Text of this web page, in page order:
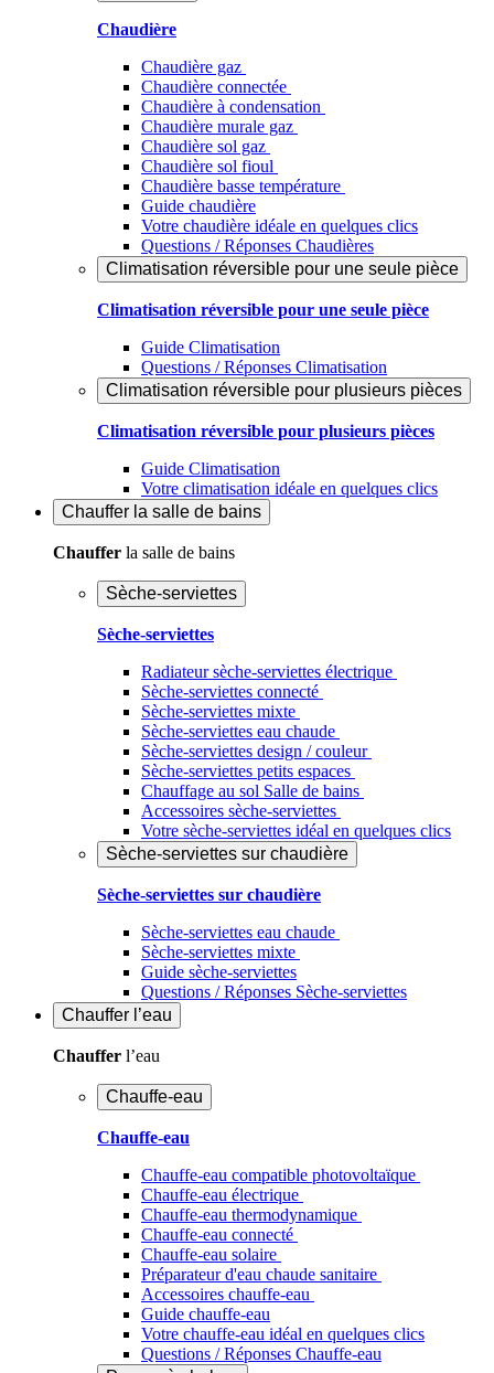
Chaudière
Chaudière gaz
Chaudière connectée
Chaudière à condensation
Chaudière murale gaz
Chaudière sol gaz
Chaudière sol fioul
Chaudière basse température
Guide chaudière
Votre chaudière idéale en quelques clics
Questions / Réponses Chaudières
Climatisation réversible pour une seule pièce
Climatisation réversible pour une seule pièce
Guide Climatisation
Questions / Réponses Climatisation
Climatisation réversible pour plusieurs pièces
Climatisation réversible pour plusieurs pièces
Guide Climatisation
Votre climatisation idéale en quelques clics
Chauffer la salle de bains
Chauffer la salle de bains
Sèche-serviettes
Sèche-serviettes
Radiateur sèche-serviettes électrique
Sèche-serviettes connecté
Sèche-serviettes mixte
Sèche-serviettes eau chaude
Sèche-serviettes design / couleur
Sèche-serviettes petits espaces
Chauffage au sol Salle de bains
Accessoires sèche-serviettes
Votre sèche-serviettes idéal en quelques clics
Sèche-serviettes sur chaudière
Sèche-serviettes sur chaudière
Sèche-serviettes eau chaude
Sèche-serviettes mixte
Guide sèche-serviettes
Questions / Réponses Sèche-serviettes
Chauffer l’eau
Chauffer l’eau
Chauffe-eau
Chauffe-eau
Chauffe-eau compatible photovoltaïque
Chauffe-eau électrique
Chauffe-eau thermodynamique
Chauffe-eau connecté
Chauffe-eau solaire
Préparateur d'eau chaude sanitaire
Accessoires chauffe-eau
Guide chauffe-eau
Votre chauffe-eau idéal en quelques clics
Questions / Réponses Chauffe-eau